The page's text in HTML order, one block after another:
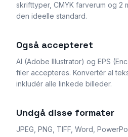
skrifttyper, CMYK farverum og 2
den ideelle standard.
Også accepteret
AI (Adobe Illustrator) og EPS
filer accepteres. Konvertér al
inkludér alle linkede billeder.
Undgå disse formater
JPEG, PNG, TIFF, Word,